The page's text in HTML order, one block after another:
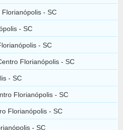
- SC
- SC
- SC
Florianópolis - SC
- SC
Florianópolis - SC
Florianópolis - SC
- SC